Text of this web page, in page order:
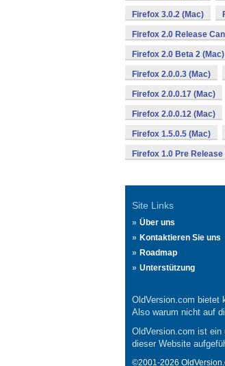
Firefox 3.0.2 (Mac)
Firefox 2.0 Release
Firefox 2.0 Beta 2 (Mac)
Firefox 2.0.0.3 (Mac)
Firefox 2.0.0.17 (Mac)
Firefox 2.0.0.12 (Mac)
Firefox 1.5.0.5 (Mac)
Firefox 1.0 Pre Release
Site Links
Über uns
Kontaktieren Sie uns
Roadmap
Unterstützung
OldVersion.com bietet
Also warum nicht auf
OldVersion.com ist ein
dieser Website
©2001-2026